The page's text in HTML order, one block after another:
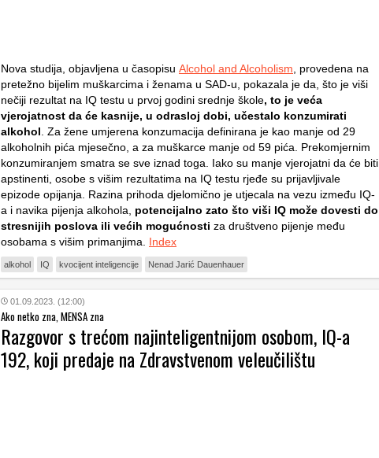
Nova studija, objavljena u časopisu Alcohol and Alcoholism , provedena na
pretežno bijelim muškarcima i ženama u SAD-u, pokazala je da, što je viši
nečiji rezultat na IQ testu u prvoj godini srednje škole, to je veća
vjerojatnost da će kasnije, u odrasloj dobi, učestalo konzumirati
alkohol . Za žene umjerena konzumacija definirana je kao manje od 29
alkoholnih pića mjesečno, a za muškarce manje od 59 pića. Prekomjernim
konzumiranjem smatra se sve iznad toga. Iako su manje vjerojatni da će biti
apstinenti, osobe s višim rezultatima na IQ testu rjeđe su prijavljivale
epizode opijanja. Razina prihoda djelomično je utjecala na vezu između IQ-
a i navika pijenja alkohola, potencijalno zato što viši IQ može dovesti do
stresnijih poslova ili većih mogućnosti za društveno pijenje među
osobama s višim primanjima. Index
alkohol IQ kvocijent inteligencije Nenad Jarić Dauenhauer
01.09.2023. (12:00)
Ako netko zna, MENSA zna
Razgovor s trećom najinteligentnijom osobom, IQ-a
192, koji predaje na Zdravstvenom veleučilištu